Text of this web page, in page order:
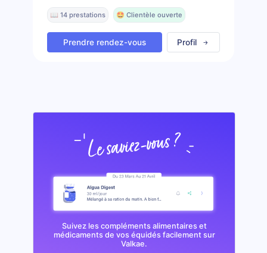
📖 14 prestations 🤩 Clientèle ouverte
Prendre rendez-vous Profil
Suivez les compléments alimentaires et
médicaments de vos équidés facilement sur
Valkae.